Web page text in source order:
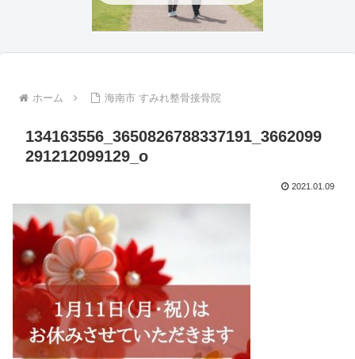
ホーム 海南市 すみれ整骨接骨院
134163556_3650826788337191_3662099
291212099129_o
2021.01.09